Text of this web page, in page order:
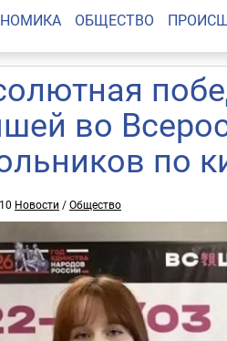
ОБЩЕСТВО
во
по
Новости /Общество